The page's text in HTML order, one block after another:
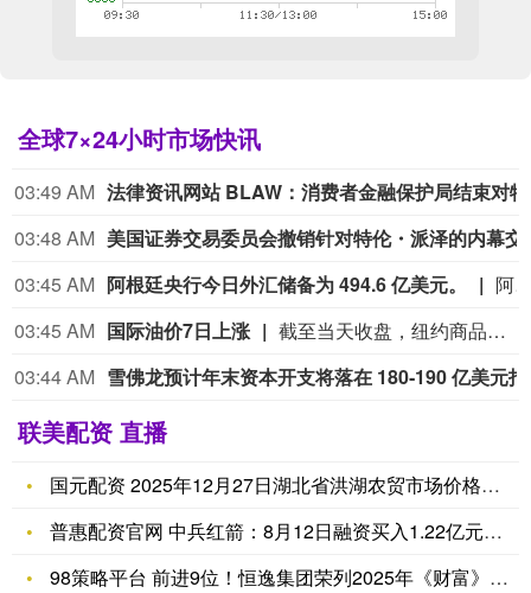
全球7×24小时市场快讯
03:49 AM
03:48 AM
03:45 AM 阿根廷央行今日外汇储备为 494.6 亿美元。
阿根廷央行今日外汇储备
03:45 AM 国际油价7日上涨
截至当天收盘，纽约商品交易所9月交货的轻质原油期货价格上涨89美分，收于每桶78.18美元，涨幅为1.15%；10月交货的伦敦布伦特原油期货价格上涨1.06美元，收于每桶83.55美元，涨幅为1.29%。（新华社）
03:44 AM
联美配资 直播
国元配资 2025年12月27日湖北省洪湖农贸市场价格行情
普惠配资官网 中兵红箭：8月12日融资买入1.22亿元，融资
98策略平台 前进9位！恒逸集团荣列2025年《财富》中国5